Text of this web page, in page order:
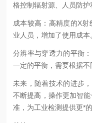
格控制辐射源、人员防
成本较高：高精度的X
业人员，增加了使用成本
分辨率与穿透力的平衡
一定的平衡，需要根据
未来，随着技术的进步
不断提高，操作更加智
准，为工业检测提供更*